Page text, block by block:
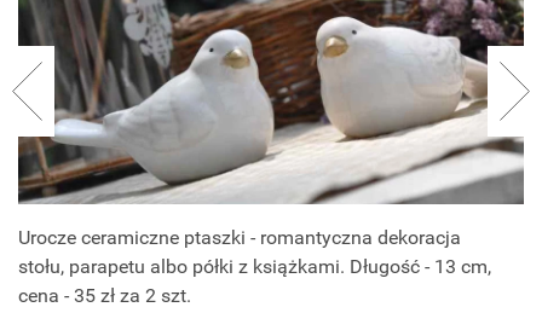
Urocze ceramiczne ptaszki - romantyczna dekoracja
stołu, parapetu albo półki z książkami. Długość - 13 cm,
cena - 35 zł za 2 szt.